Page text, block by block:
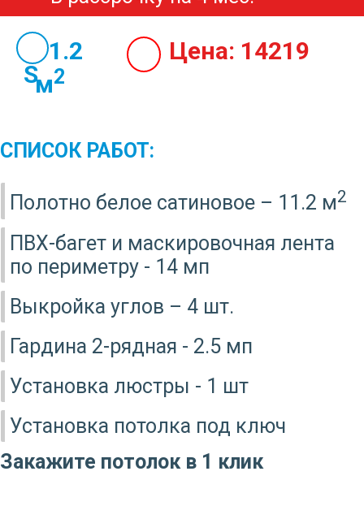
11.2
м2
Цена: 14219
СПИСОК РАБОТ:
Полотно белое сатиновое – 11.2 м2
ПВХ-багет и маскировочная лента
по периметру - 14 мп
Выкройка углов – 4 шт.
Гардина 2-рядная - 2.5 мп
Установка люстры - 1 шт
Установка потолка под ключ
Закажите потолок в 1 клик